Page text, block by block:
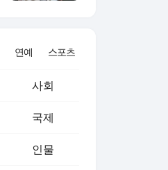
연예 스포츠
사회
국제
인물